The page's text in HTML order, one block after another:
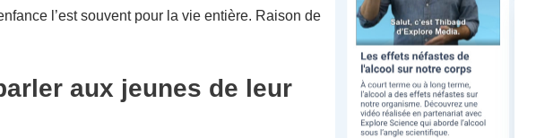
l’est souvent pour la vie entière. Raison de
aux jeunes de leur